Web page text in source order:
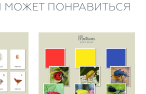
МОЖЕТ ПОНРАВИТЬСЯ